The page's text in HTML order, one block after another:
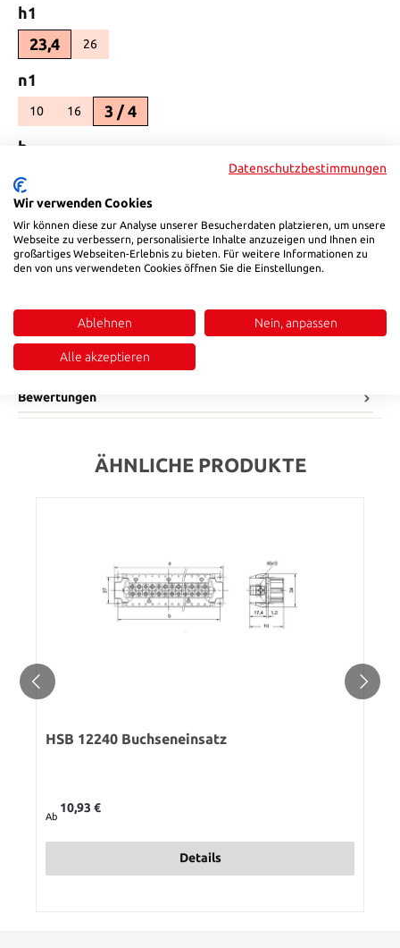
h1
23,4
26(Diese Option ist zurzeit nicht verfügbar.)
n1
10(Diese Option ist zurzeit nicht verfügbar.)
16(Diese Option ist zurzeit nicht verfügbar.)
3 / 4
b_
Produkt Anzahl: Gib den gewünschten Wert ein oder benutze die
In den Warenkorb
Produktnummer:122723
Beschreibung
• Temperatur min.: -40°C• Temperatur max.: +125°C• Dichtung:
NBR• Schutzstandard: IP65• Verfügbare Größen: 3/4-24 Pins
Bewertungen
ÄHNLICHE PRODUKTE
HSB 12240 Buchseneinsatz
Ab
10,93 €
Details
Datenschutzbestimmungen
Wir verwenden Cookies
Wir können diese zur Analyse unserer Besucherdaten platzieren, um unsere
Webseite zu verbessern, personalisierte Inhalte anzuzeigen und Ihnen ein
großartiges Webseiten-Erlebnis zu bieten. Für weitere Informationen zu
den von uns verwendeten Cookies öffnen Sie die Einstellungen.
Ablehnen Nein, anpassen
Alle akzeptieren